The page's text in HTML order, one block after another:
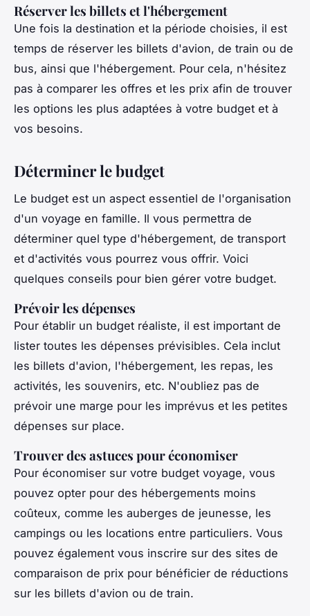
Réserver les billets et l'hébergement
Une fois la destination et la période choisies, il est
temps de réserver les billets d'avion, de train ou de
bus, ainsi que l'hébergement. Pour cela, n'hésitez
pas à comparer les offres et les prix afin de trouver
les options les plus adaptées à votre budget et à
vos besoins.
Déterminer le budget
Le budget est un aspect essentiel de l'organisation
d'un voyage en famille. Il vous permettra de
déterminer quel type d'hébergement, de transport
et d'activités vous pourrez vous offrir. Voici
quelques conseils pour bien gérer votre budget.
Prévoir les dépenses
Pour établir un budget réaliste, il est important de
lister toutes les dépenses prévisibles. Cela inclut
les billets d'avion, l'hébergement, les repas, les
activités, les souvenirs, etc. N'oubliez pas de
prévoir une marge pour les imprévus et les petites
dépenses sur place.
Trouver des astuces pour économiser
Pour économiser sur votre budget voyage, vous
pouvez opter pour des hébergements moins
coûteux, comme les auberges de jeunesse, les
campings ou les locations entre particuliers. Vous
pouvez également vous inscrire sur des sites de
comparaison de prix pour bénéficier de réductions
sur les billets d'avion ou de train.